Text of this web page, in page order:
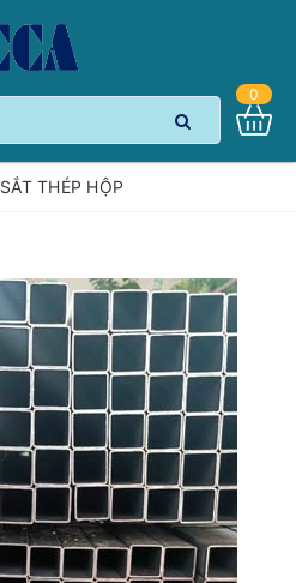
0
SẮT THÉP HỘP